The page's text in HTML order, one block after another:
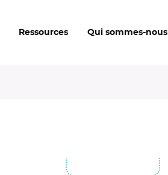
Ressources Qui sommes-nous